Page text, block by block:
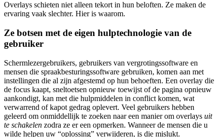
Overlays schieten niet alleen tekort in hun beloften. Ze maken de
ervaring vaak slechter. Hier is waarom.
Ze botsen met de eigen hulptechnologie van de
gebruiker
Schermlezergebruikers, gebruikers van vergrotingssoftware en
mensen die spraakbesturingssoftware gebruiken, komen aan met
instellingen die al zijn afgestemd op hun behoeften. Een overlay die
de focus kaapt, sneltoetsen opnieuw toewijst of de pagina opnieuw
aankondigt, kan met die hulpmiddelen in conflict komen, wat
verwarrend of kapot gedrag oplevert. Veel gebruikers hebben
geleerd om onmiddellijk te zoeken naar een manier om overlays uit
te schakelen zodra ze er een opmerken. Wanneer de mensen die u
wilde helpen uw “oplossing” verwijderen, is die mislukt.